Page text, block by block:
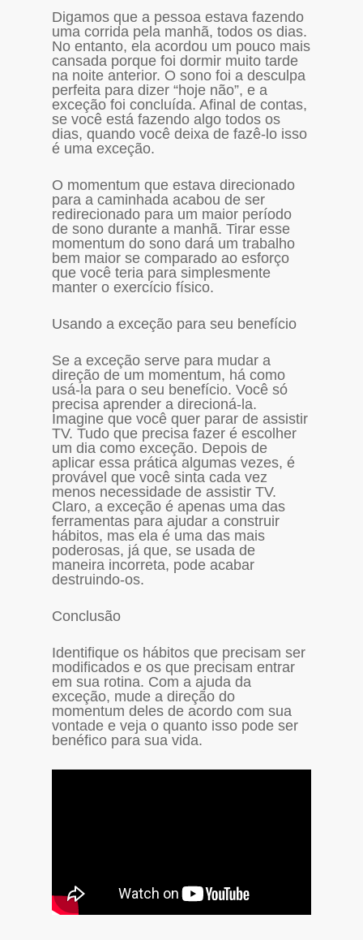
Digamos que a pessoa estava fazendo
uma corrida pela manhã, todos os dias.
No entanto, ela acordou um pouco mais
cansada porque foi dormir muito tarde
na noite anterior. O sono foi a desculpa
perfeita para dizer “hoje não”, e a
exceção foi concluída. Afinal de contas,
se você está fazendo algo todos os
dias, quando você deixa de fazê-lo isso
é uma exceção.
O momentum que estava direcionado
para a caminhada acabou de ser
redirecionado para um maior período
de sono durante a manhã. Tirar esse
momentum do sono dará um trabalho
bem maior se comparado ao esforço
que você teria para simplesmente
manter o exercício físico.
Usando a exceção para seu benefício
Se a exceção serve para mudar a
direção de um momentum, há como
usá-la para o seu benefício. Você só
precisa aprender a direcioná-la.
Imagine que você quer parar de assistir
TV. Tudo que precisa fazer é escolher
um dia como exceção. Depois de
aplicar essa prática algumas vezes, é
provável que você sinta cada vez
menos necessidade de assistir TV.
Claro, a exceção é apenas uma das
ferramentas para ajudar a construir
hábitos, mas ela é uma das mais
poderosas, já que, se usada de
maneira incorreta, pode acabar
destruindo-os.
Conclusão
Identifique os hábitos que precisam ser
modificados e os que precisam entrar
em sua rotina. Com a ajuda da
exceção, mude a direção do
momentum deles de acordo com sua
vontade e veja o quanto isso pode ser
benéfico para sua vida.